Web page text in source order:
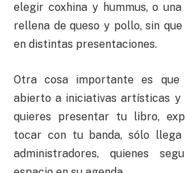
elegir coxhina y hummus, o
rellena de queso y pollo, sin
en distintas presentaciones.
Otra cosa importante es
abierto a iniciativas artísticas y
quieres presentar tu libro,
tocar con tu banda, sólo
administradores, quienes